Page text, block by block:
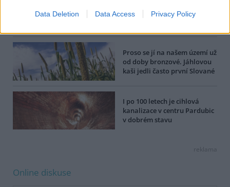
Data Deletion Data Access Privacy Policy
pomník v Olšině, připomínat
Proso se jí na našem území už
od doby bronzové. Jáhlovou
kaši jedli často první Slované
I po 100 letech je cihlová
kanalizace v centru Pardubic
v dobrém stavu
reklama
Online diskuse